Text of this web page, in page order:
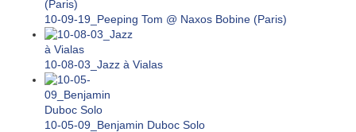
10-09-19_Peeping Tom @ Naxos Bobine (Paris)
10-08-03_Jazz à Vialas
10-05-09_Benjamin Duboc Solo